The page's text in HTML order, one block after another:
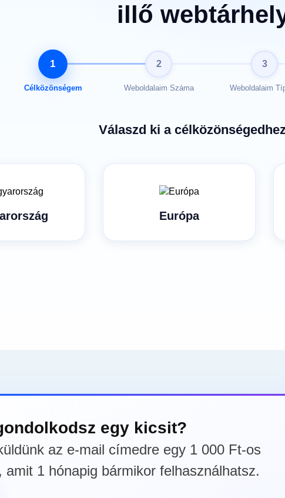
illő
1
Célközönségem
2
Weboldalaim Száma
3
Weboldalaim
Válaszd ki a
Európa
egy kicsit?
az e-mail címedre egy 1 000 Ft-os
amit 1 hónapig bármikor felhasználhatsz.